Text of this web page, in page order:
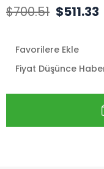
$700.51 $511.33
Favorilere Ekle
Fiyat Düşünce